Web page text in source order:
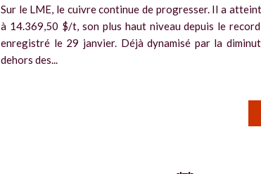
Sur le LME, le cuivre continue de progresser. Il a
à 14.369,50 $/t, son plus haut niveau depuis le
enregistré le 29 janvier. Déjà dynamisé par la
dehors des...